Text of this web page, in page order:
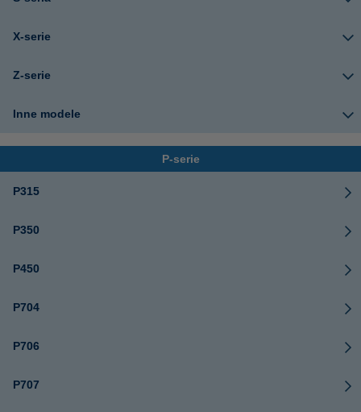
X-serie
Z-serie
Inne modele
P-serie
P315
P350
P450
P704
P706
P707